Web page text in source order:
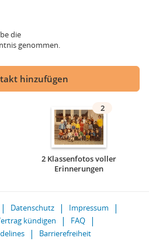
die
genommen.
hinzufügen
2
2 Klassenfotos voller
Erinnerungen
Datenschutz
Impressum
kündigen
FAQ
Barrierefreiheit